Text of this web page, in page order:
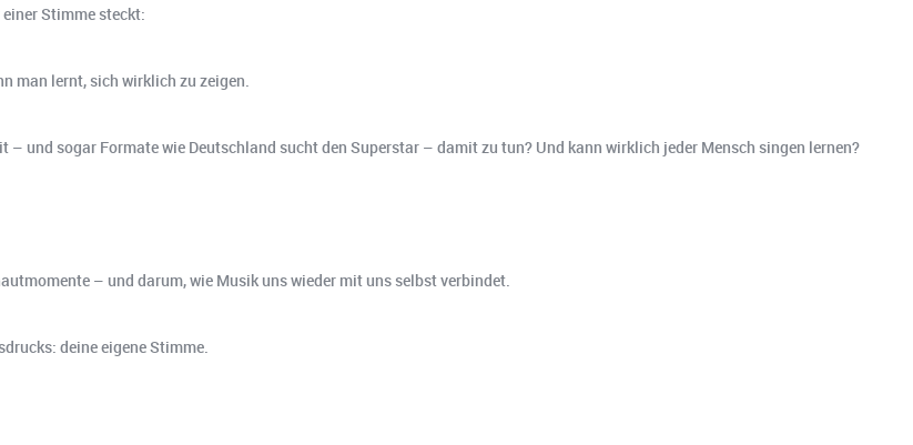
Stimme steckt:
man lernt, sich wirklich zu zeigen.
– und sogar Formate wie Deutschland sucht den Superstar – damit zu tun? Und kann wirklich jeder Mensch singen lernen?
– und darum, wie Musik uns wieder mit uns selbst verbindet.
deine eigene Stimme.